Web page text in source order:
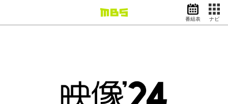
スポーツ
番組表 ナビ